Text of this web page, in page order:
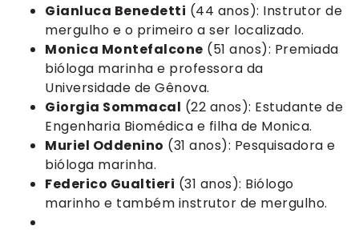
Gianluca Benedetti (44 anos): Instrutor de
mergulho e o primeiro a ser localizado.
Monica Montefalcone (51 anos): Premiada
bióloga marinha e professora da
Universidade de Gênova.
Giorgia Sommacal (22 anos): Estudante de
Engenharia Biomédica e filha de Monica.
Muriel Oddenino (31 anos): Pesquisadora e
bióloga marinha.
Federico Gualtieri (31 anos): Biólogo
marinho e também instrutor de mergulho.